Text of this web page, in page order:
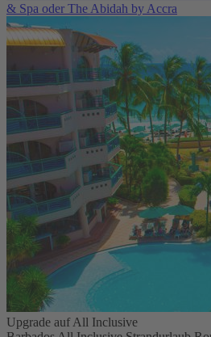
& Spa oder The Abidah by Accra
Upgrade auf All Inclusive